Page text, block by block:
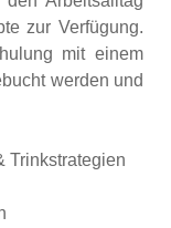
zur Verfügung.
mit einem
werden und
Trinkstrategien